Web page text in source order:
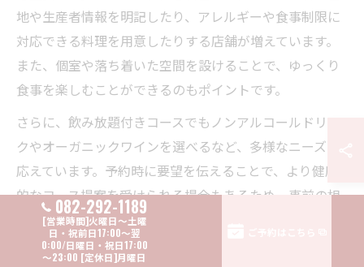
地や生産者情報を明記したり、アレルギーや食事制限に
対応できる料理を用意したりする店舗が増えています。
また、個室や落ち着いた空間を設けることで、ゆっくり
食事を楽しむことができるのもポイントです。
さらに、飲み放題付きコースでもノンアルコールドリン
クやオーガニックワインを選べるなど、多様なニーズに
応えています。予約時に要望を伝えることで、より健康
的なコース提案を受けられる場合もあるため、事前の相
談が成功の秘訣です。年齢層や参加者の健康状態に合わ
せて、無理なく楽しめる飲み会を計画しましょう。
082-292-1189